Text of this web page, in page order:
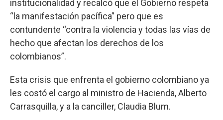
institucionalidad y recalcó que el Gobierno respeta
“la manifestación pacífica” pero que es
contundente “contra la violencia y todas las vías de
hecho que afectan los derechos de los
colombianos”.
Esta crisis que enfrenta el gobierno colombiano ya
les costó el cargo al ministro de Hacienda, Alberto
Carrasquilla, y a la canciller, Claudia Blum.